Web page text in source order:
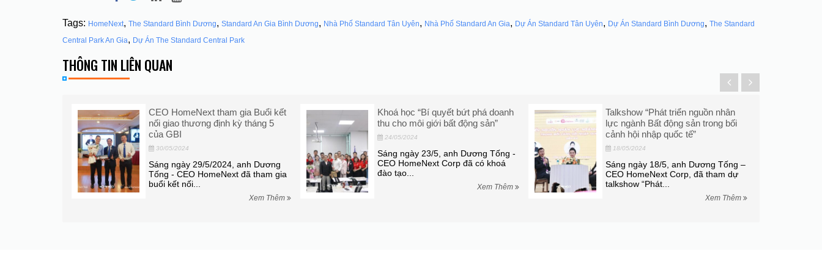
Tags: HomeNext, The Standard Bình Dương, Standard An Gia Bình Dương, Nhà Phố Standard Tân Uyên, Nhà Phố Standard An Gia, Dự Án Standard Tân Uyên, Dự Án Standard Bình Dương, The Standard
Central Park An Gia, Dự Án The Standard Central Park
THÔNG TIN LIÊN QUAN
CEO HomeNext tham gia Buổi kết
nối giao thương định kỳ tháng 5
của GBI
30/05/2024
Sáng ngày 29/5/2024, anh Dương
Tống - CEO HomeNext đã tham gia
buổi kết nối...
Xem Thêm
Khoá học “Bí quyết bứt phá doanh
thu cho môi giới bất động sản”
24/05/2024
Sáng ngày 23/5, anh Dương Tống -
CEO HomeNext Corp đã có khoá
đào tạo...
Xem Thêm
Talkshow “Phát triển nguồn nhân
lực ngành Bất động sản trong bối
cảnh hội nhập quốc tế”
18/05/2024
Sáng ngày 18/5, anh Dương Tống –
CEO HomeNext Corp, đã tham dự
talkshow “Phát...
Xem Thêm